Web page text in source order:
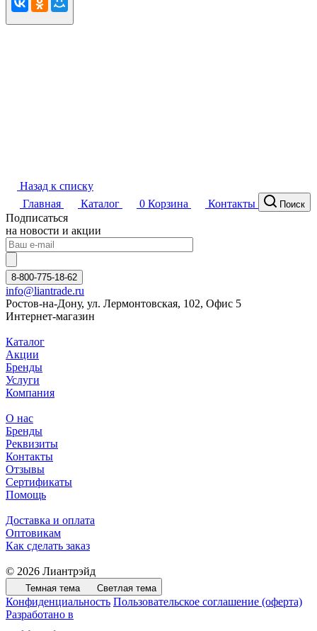
Назад к списку
Главная
Каталог 0 Корзина Контакты Поиск
Подписаться
на новости и акции
8-800-775-18-62
info@liantrade.ru
Ростов-на-Дону, ул. Лермонтовская, 102, Офис 5
Интернет-магазин
Каталог
Акции
Бренды
Услуги
Компания
О нас
Бренды
Реквизиты
Контакты
Отзывы
Сертификаты
Помощь
Доставка и оплата
Оптовикам
Как сделать заказ
© 2026 Лиантрэйд
Темная тема Светлая тема
Конфиденциальность Пользовательское соглашение (оферта)
Разработано в